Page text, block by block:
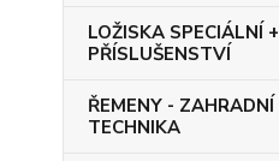
LOŽISKA SPECIÁLNÍ +
PŘÍSLUŠENSTVÍ
ŘEMENY - ZAHRADNÍ
TECHNIKA